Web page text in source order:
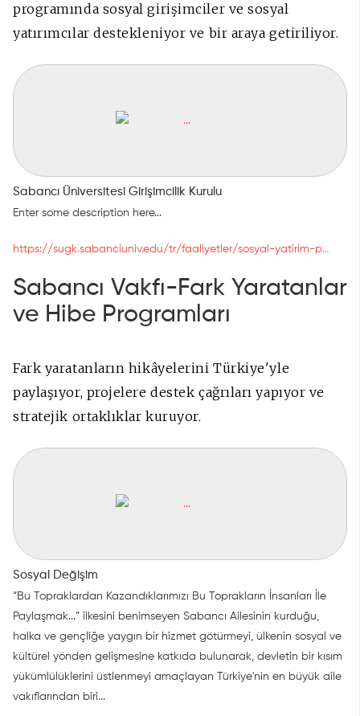
programında sosyal girişimciler ve sosyal
yatırımcılar destekleniyor ve bir araya getiriliyor.
Sabancı Üniversitesi Girişimcilik Kurulu
Enter some description here...
https://sugk.sabanciuniv.edu/tr/faaliyetler/sosyal-yatirim-programi
Sabancı Vakfı-Fark Yaratanlar
ve Hibe Programları
Fark yaratanların hikâyelerini Türkiye'yle
paylaşıyor, projelere destek çağrıları yapıyor ve
stratejik ortaklıklar kuruyor.
Sosyal Değişim
“Bu Topraklardan Kazandıklarımızı Bu Toprakların İnsanları İle
Paylaşmak...” ilkesini benimseyen Sabancı Ailesinin kurduğu,
halka ve gençliğe yaygın bir hizmet götürmeyi, ülkenin sosyal ve
kültürel yönden gelişmesine katkıda bulunarak, devletin bir kısım
yükümlülüklerini üstlenmeyi amaçlayan Türkiye'nin en büyük aile
vakıflarından biri...